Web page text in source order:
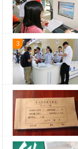
3